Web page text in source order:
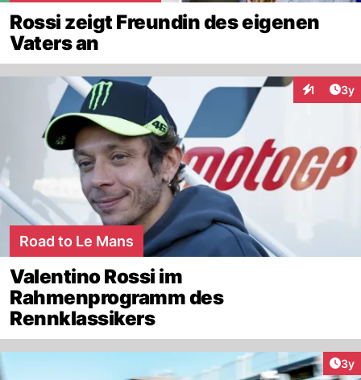
Rossi zeigt Freundin des eigenen
Vaters an
1 3y
Road to Le Mans
Valentino Rossi im
Rahmenprogramm des
Rennklassikers
3y